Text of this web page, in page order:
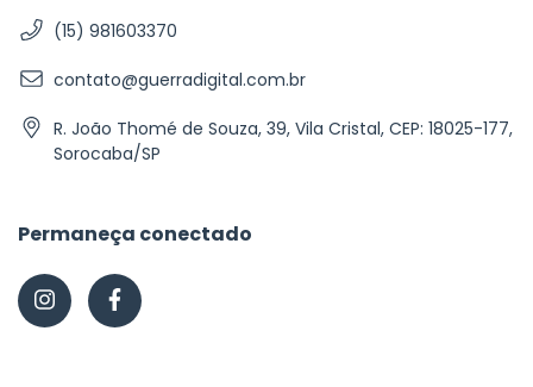
(15) 981603370
contato@guerradigital.com.br
R. João Thomé de Souza, 39, Vila Cristal, CEP: 18025-177,
Sorocaba/SP
Permaneça conectado